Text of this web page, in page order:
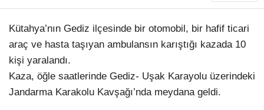
Hattı
Facebook
TERCİH ROBOTU
Kütahya’nın Gediz ilçesinde bir otomobil, bir hafif ticari
araç ve hasta taşıyan ambulansın karıştığı kazada 10
kişi yaralandı.
Kaza, öğle saatlerinde Gediz- Uşak Karayolu üzerindeki
Jandarma Karakolu Kavşağı’nda meydana geldi.